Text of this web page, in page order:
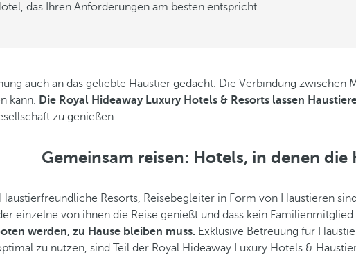
das Ihren Anforderungen am besten entspricht
auch an das geliebte Haustier gedacht. Die Verbindung
kann. Die Royal Hideaway Luxury Hotels & Resorts lassen
zu genießen.
Gemeinsam reisen: Hotels, in denen die
Resorts, Reisebegleiter in Form von Haustieren
einzelne von ihnen die Reise genießt und dass kein
werden, zu Hause bleiben muss. Exklusive Betreuung für
zu nutzen, sind Teil der Royal Hideaway Luxury Hotels &